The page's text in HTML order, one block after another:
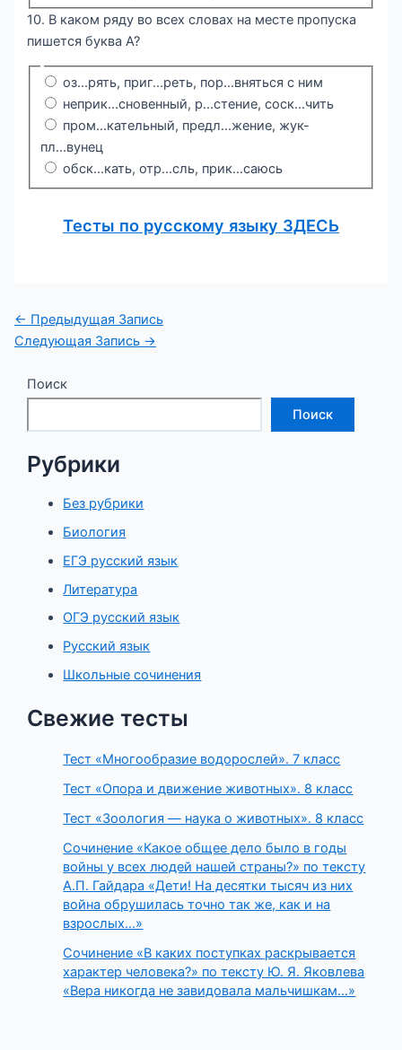
10. В каком ряду во всех словах на месте пропуска
пишется буква А?
оз...рять, приг...реть, пор...вняться с ним
неприк...сновенный, р...стение, соск...чить
пром...кательный, предл...жение, жук-
пл...вунец
обск...кать, отр...сль, прик...саюсь
Тесты по русскому языку ЗДЕСЬ
Навигация
по
← Предыдущая Запись
Следующая Запись →
Поиск
Поиск
Рубрики
Без рубрики
Биология
ЕГЭ русский язык
Литература
ОГЭ русский язык
Русский язык
Школьные сочинения
Свежие тесты
Тест «Многообразие водорослей». 7 класс
Тест «Опора и движение животных». 8 класс
Тест «Зоология — наука о животных». 8 класс
Сочинение «Какое общее дело было в годы
войны у всех людей нашей страны?» по тексту
А.П. Гайдара «Дети! На десятки тысяч из них
война обрушилась точно так же, как и на
взрослых…»
Сочинение «В каких поступках раскрывается
характер человека?» по тексту Ю. Я. Яковлева
«Вера никогда не завидовала мальчишкам…»